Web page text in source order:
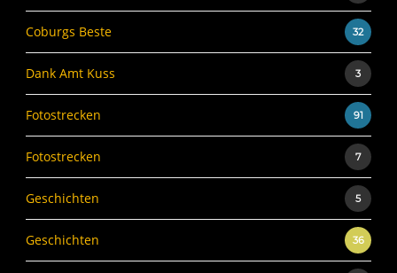
Coburgs Beste 32
Dank Amt Kuss 3
Fotostrecken 91
Fotostrecken 7
Geschichten 5
Geschichten 36